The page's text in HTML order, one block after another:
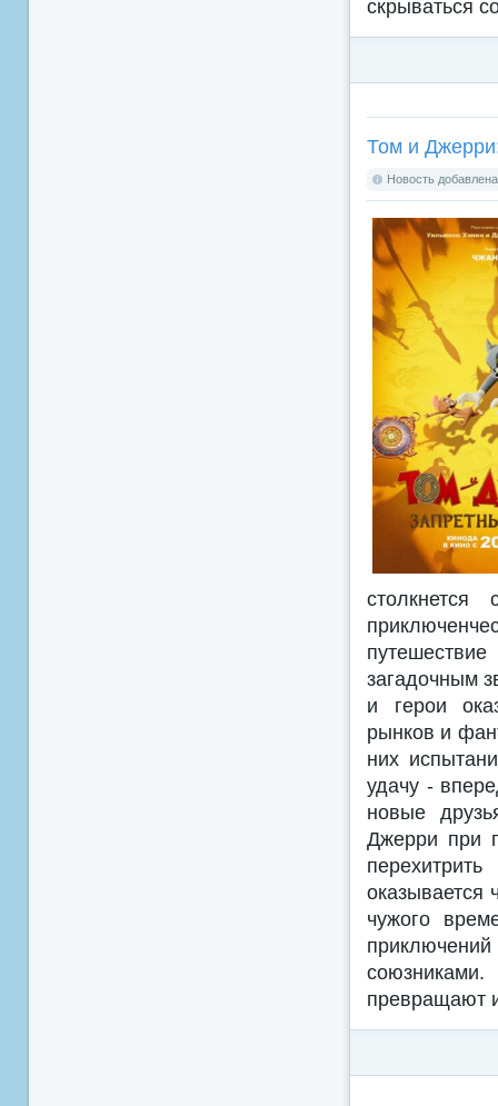
скрываться
Том и
Новость
загадочным
и герои
рынков и
них
удачу -
новые
Джерри при
оказывается
чужого
превращают